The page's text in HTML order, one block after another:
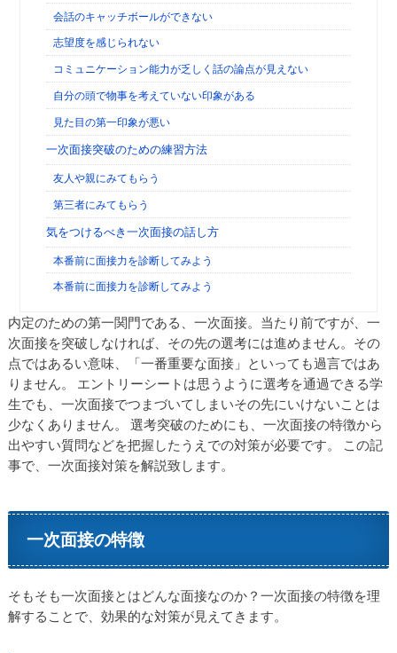
会話のキャッチボールができない
志望度を感じられない
コミュニケーション能力が乏しく話の論点が見えない
自分の頭で物事を考えていない印象がある
見た目の第一印象が悪い
一次面接突破のための練習方法
友人や親にみてもらう
第三者にみてもらう
気をつけるべき一次面接の話し方
本番前に面接力を診断してみよう
本番前に面接力を診断してみよう
内定のための第一関門である、一次面接。当たり前ですが、一
次面接を突破しなければ、その先の選考には進めません。その
点ではあるい意味、「一番重要な面接」といっても過言ではあ
りません。 エントリーシートは思うように選考を通過できる学
生でも、一次面接でつまづいてしまいその先にいけないことは
少なくありません。 選考突破のためにも、一次面接の特徴から
出やすい質問などを把握したうえでの対策が必要です。 この記
事で、一次面接対策を解説致します。
一次面接の特徴
そもそも一次面接とはどんな面接なのか？一次面接の特徴を理
解することで、効果的な対策が見えてきます。